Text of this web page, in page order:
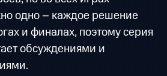
одно – каждое решение
и финалах, поэтому серия
обсуждениями и